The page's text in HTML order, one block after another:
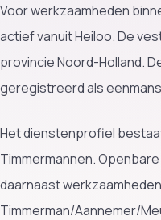
Voor werkzaamheden
actief vanuit Heiloo. De
provincie Noord-Holland.
geregistreerd als
Het dienstenprofiel
Timmermannen.
daarnaast
Timmerman/Aannemer/